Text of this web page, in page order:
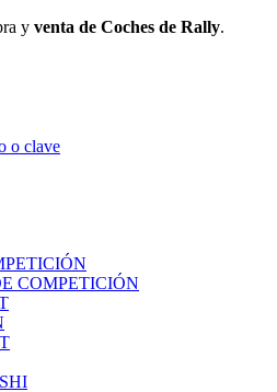
y venta de Coches de Rally.
o clave
COMPETICIÓN